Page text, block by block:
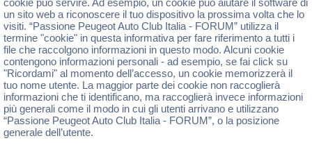
cookie può servire. Ad esempio, un cookie può aiutare il software di
un sito web a riconoscere il tuo dispositivo la prossima volta che lo
visiti. “Passione Peugeot Auto Club Italia - FORUM” utilizza il
termine "cookie" in questa informativa per fare riferimento a tutti i
file che raccolgono informazioni in questo modo. Alcuni cookie
contengono informazioni personali - ad esempio, se fai click su
"Ricordami" al momento dell’accesso, un cookie memorizzerà il
tuo nome utente. La maggior parte dei cookie non raccoglierà
informazioni che ti identificano, ma raccoglierà invece informazioni
più generali come il modo in cui gli utenti arrivano e utilizzano
“Passione Peugeot Auto Club Italia - FORUM”, o la posizione
generale dell’utente.